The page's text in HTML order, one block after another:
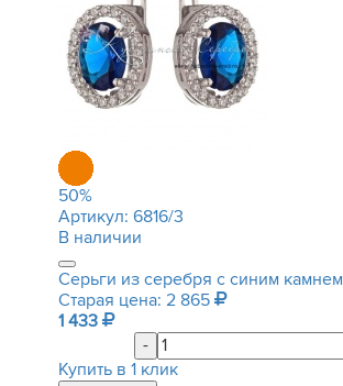
50%
Артикул: 6816/3
В наличии
Серьги из серебря с синим камнем
Старая цена: 2 865
1 433
-
Купить в 1 клик